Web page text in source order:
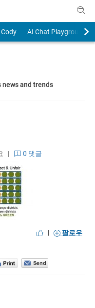
Cody
AI Chat Playground
news and trends
| 0 댓글
| 팔로우